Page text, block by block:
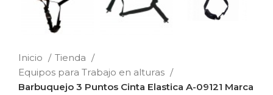
Inicio
Tienda
Equipos para Trabajo en alturas
Barbuquejo 3 Puntos Cinta Elastica A-09121 Marca